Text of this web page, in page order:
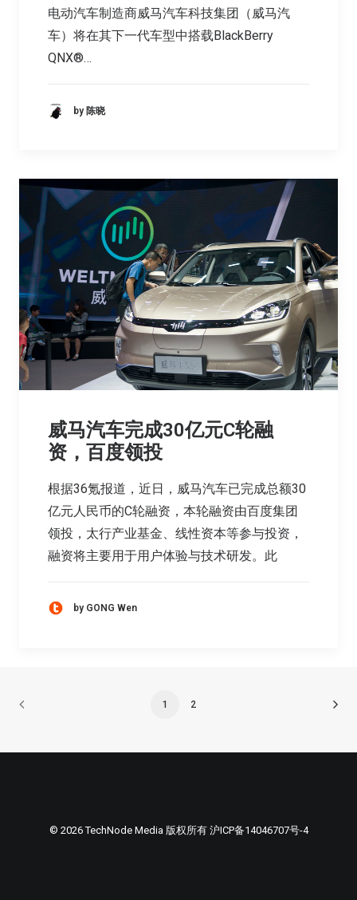
电动汽车制造商威马汽车科技集团（威马汽
车）将在其下一代车型中搭载BlackBerry
QNX®…
by 陈晓
威马汽车完成30亿元C轮融
资，百度领投
根据36氪报道，近日，威马汽车已完成总额30
亿元人民币的C轮融资，本轮融资由百度集团
领投，太行产业基金、线性资本等参与投资，
融资将主要用于用户体验与技术研发。此
by GONG Wen
1 2
© 2026 TechNode Media 版权所有 沪ICP备14046707号-4